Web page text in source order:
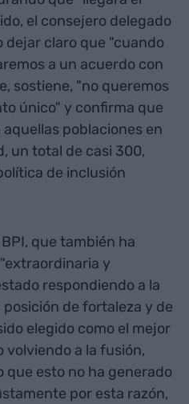
el consejero delegado
dejar claro que "cuando
a un acuerdo con
sostiene, "no queremos
único" y confirma que
poblaciones en
un total de casi 300,
de inclusión
que también ha
y
respondiendo a la
de fortaleza y de
elegido como el mejor
volviendo a la fusión,
que esto no ha generado
por esta razón,